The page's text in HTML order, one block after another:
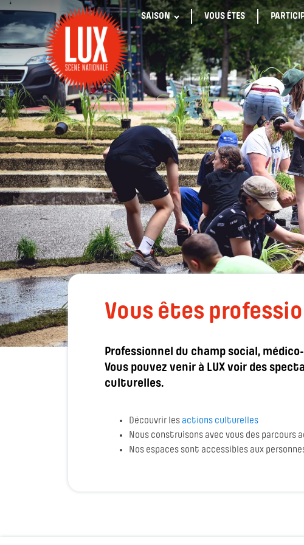
SAISON VOUS ÊTES
Vous êtes
Professionnel du champ social,
Vous pouvez venir à LUX voir des
culturelles.
Découvrir lesactions culturelles
Nous construisons avec vous des parcours
Nos espaces sont accessibles aux